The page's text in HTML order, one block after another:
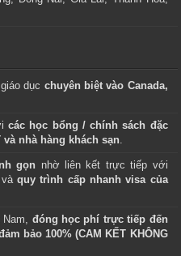
dục chuyên biệt vào Canada,
các học bổng / chính sách đặc
và nhà hàng khách sạn.
gọn nhờ liên kết trực tiếp với
vàquy trình cấp nhanh visa của
đóng học phí trực tiếp đến
bảo 100% (CAM KẾT KHÔNG